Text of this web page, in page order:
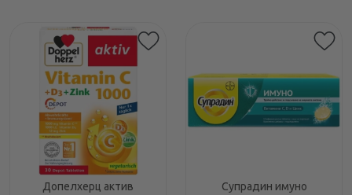
Допелхерц актив
Супрадин имуно